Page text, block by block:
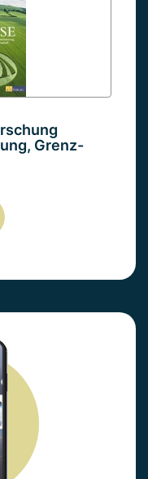
Grenz-